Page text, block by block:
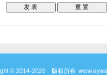
© 2014-2026 版权所有